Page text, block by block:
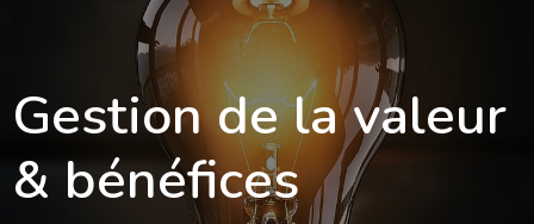
Gestion de la valeur
& bénéfices